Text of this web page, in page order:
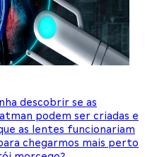
descobrir se as
podem ser criadas e
as lentes funcionariam
chegarmos mais perto